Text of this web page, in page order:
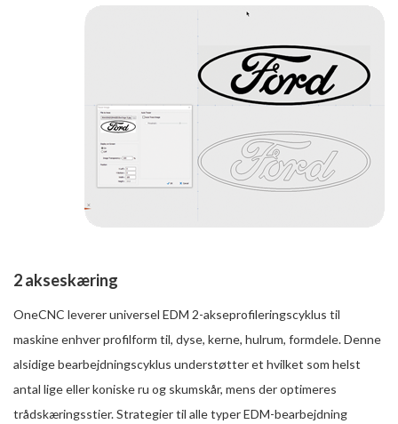
2 akseskæring
OneCNC leverer universel EDM 2-akseprofileringscyklus til
maskine enhver profilform til, dyse, kerne, hulrum, formdele. Denne
alsidige bearbejdningscyklus understøtter et hvilket som helst
antal lige eller koniske ru og skumskår, mens der optimeres
trådskæringsstier. Strategier til alle typer EDM-bearbejdning